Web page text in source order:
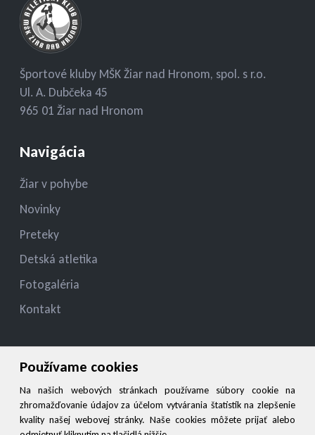
Používame cookies
Na našich webových stránkach používame súbory cookie na
zhromažďovanie údajov za účelom vytvárania štatistík na zlepšenie
kvality našej webovej stránky. Naše cookies môžete prijať alebo
Športové kluby MŠK Žiar nad Hronom, spol. s r.o.
Ul. A. Dubčeka 45
965 01 Žiar nad Hronom
Navigácia
Žiar v pohybe
Novinky
Preteky
Detská atletika
Fotogaléria
Kontakt
Kontakt
konatelmsk.ziar@gmail.com , jan.ziak@ziar.sk
+421 908 949527, 045/6787126